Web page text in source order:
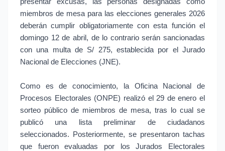
miembros de mesa para las elecciones generales 2026
deberán cumplir obligatoriamente con esta función el
domingo 12 de abril, de lo contrario serán sancionadas
con una multa de S/ 275, establecida por el Jurado
Nacional de Elecciones (JNE).
Como es de conocimiento, la Oficina Nacional de
Procesos Electorales (ONPE) realizó el 29 de enero el
sorteo público de miembros de mesa, tras lo cual se
publicó una lista preliminar de ciudadanos
seleccionados. Posteriormente, se presentaron tachas
que fueron evaluadas por los Jurados Electorales